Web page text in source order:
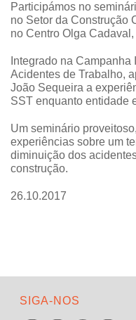
Participámos no
no Setor da Construção
no Centro Olga Cadaval,
Integrado na
Acidentes de Trabalho,
João Sequeira a
SST enquanto entidade
Um seminário
experiências sobre um
diminuição dos
construção.
26.10.2017
SIGA-NOS